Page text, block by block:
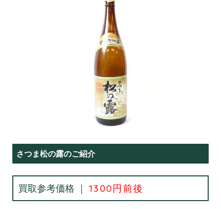
さつま松の露のご紹介
買取参考価格 ｜ 1300円前後